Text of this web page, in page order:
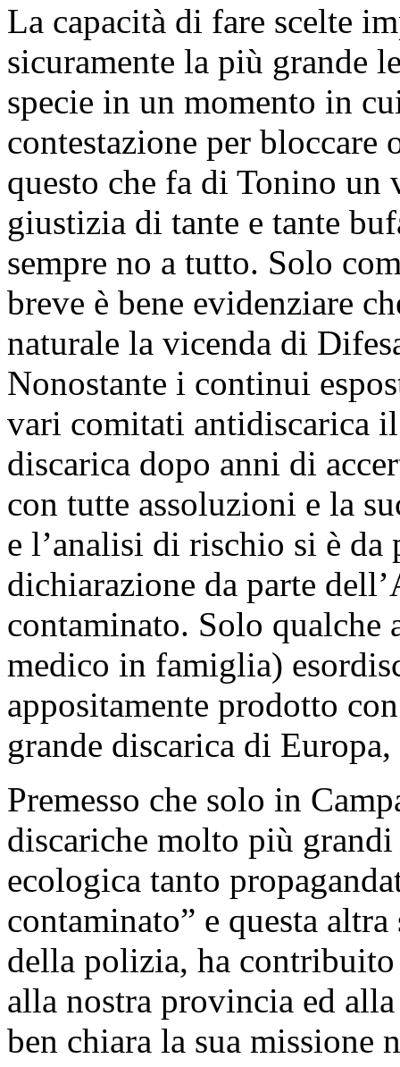
La capacità di fare scelte
sicuramente la più grande
specie in un momento in
contestazione per bloccare
questo che fa di Tonino un
giustizia di tante e tante
sempre no a tutto. Solo
breve è bene evidenziare
naturale la vicenda di
Nonostante i continui
vari comitati antidiscarica
discarica dopo anni di
con tutte assoluzioni e la
e l’analisi di rischio si è da
dichiarazione da parte
contaminato. Solo
medico in famiglia)
appositamente prodotto
grande discarica di
Premesso che solo in
discariche molto più
ecologica tanto
contaminato” e questa
della polizia, ha
alla nostra provincia ed
ben chiara la sua missione